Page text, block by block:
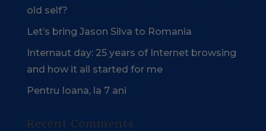
old self?
Let’s bring Jason Silva to Romania
Internaut day: 25 years of Internet browsing
and how it all started for me
Pentru Ioana, la 7 ani
Recent Comments